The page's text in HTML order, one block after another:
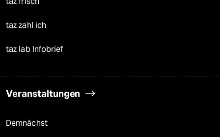
taz zahl ich
taz lab Infobrief
Veranstaltungen
Demnächst